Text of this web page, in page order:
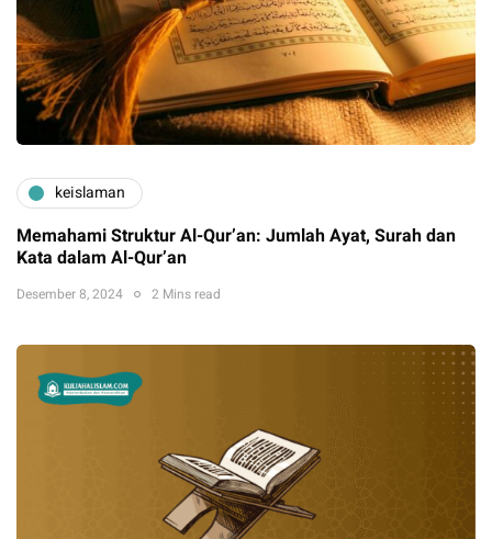
keislaman
Memahami Struktur Al-Qur’an: Jumlah Ayat, Surah dan
Kata dalam Al-Qur’an
Desember 8, 2024 2 Mins read